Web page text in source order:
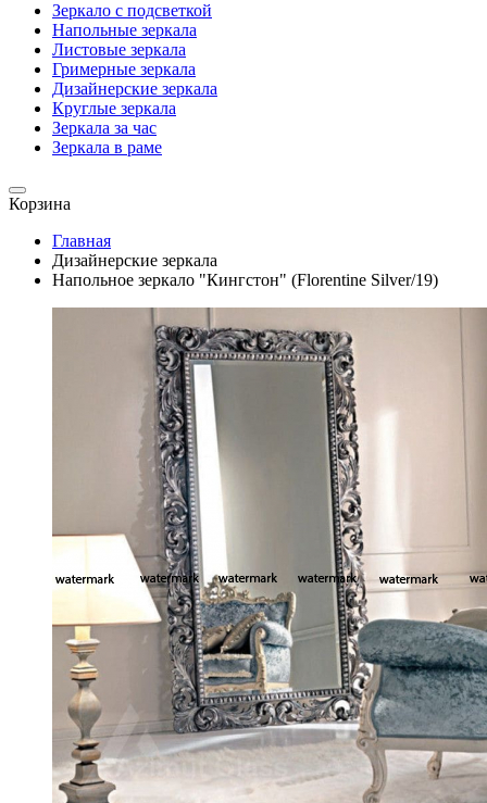
Зеркало с подсветкой
Напольные зеркала
Листовые зеркала
Гримерные зеркала
Дизайнерские зеркала
Круглые зеркала
Зеркала за час
Зеркала в раме
Корзина
Главная
Дизайнерские зеркала
Напольное зеркало "Кингстон" (Florentine Silver/19)